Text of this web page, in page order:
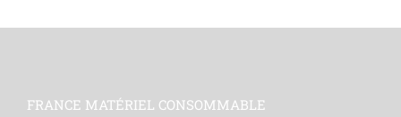
FRANCE MATÉRIEL CONSOMMABLE